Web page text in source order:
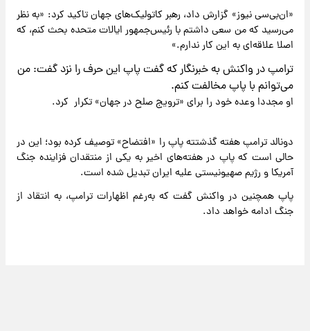
«ان‌بی‌سی نیوز» گزارش داد، رهبر کاتولیک‌های جهان تاکید کرد: «به نظر
می‌رسید که من سعی داشتم با رئیس‌جمهور ایالات متحده بحث کنم، که
اصلا علاقه‌ای به این کار ندارم.»
ترامپ در واکنش به خبرنگار که گفت پاپ این حرف را نزد گفت: من
می‌توانم با پاپ مخالفت کنم.
او مجددا وعده خود را برای «ترویج صلح در جهان» تکرار کرد.
دونالد ترامپ هفته گذشتته پاپ را «افتضاح» توصیف کرده بود؛ این در
حالی است که پاپ در هفته‌های اخیر به یکی از منتقدان فزاینده جنگ
آمریکا و رژیم صهیونیستی علیه ایران تبدیل شده است.
پاپ همچنین در واکنش گفت که به‌رغم اظهارات ترامپ، به انتقاد از
جنگ ادامه خواهد داد.